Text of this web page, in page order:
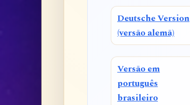
Deutsche Version
(versão alemã)
Versão em
português
brasileiro